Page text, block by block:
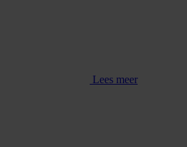
Lees meer